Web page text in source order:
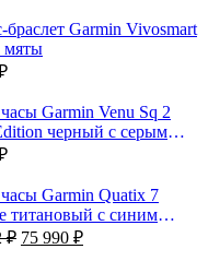
Garmin Vivosmart
мяты
Garmin Venu Sq 2
черный с серым
безелем
Garmin Quatix 7
титановый с синим
ремешком
₽ Первоначальная
75 990 ₽Текущая